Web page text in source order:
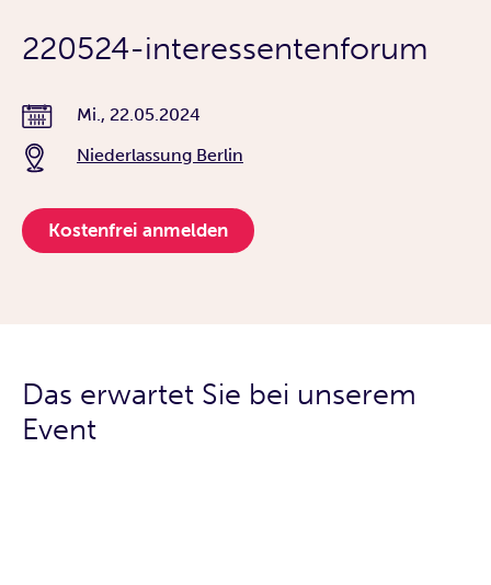
220524-interessentenforum
Mi., 22.05.2024
Niederlassung Berlin
Kostenfrei anmelden
Das erwartet Sie bei unserem
Event